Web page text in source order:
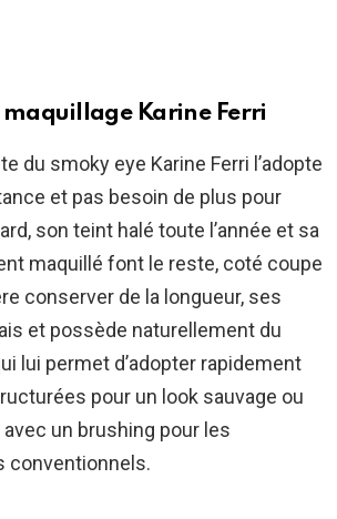
maquillage Karine Ferri
du smoky eye Karine Ferri l’adopte
et pas besoin de plus pour
son teint halé toute l’année et sa
maquillé font le reste, coté coupe
conserver de la longueur, ses
et possède naturellement du
lui permet d’adopter rapidement
pour un look sauvage ou
un brushing pour les
conventionnels.